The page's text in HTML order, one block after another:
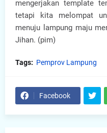
mengerjakan template
tetapi kita melompat
menuju lampung maju
Jihan. (pim)
Tags: Pemprov Lampung
Facebook